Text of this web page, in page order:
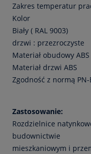
Zakres temperatur
Kolor
Biały ( RAL 9003)
drzwi : przezroczyste
Materiał obudowy ABS
Materiał drzwi ABS
Zgodność z normą PN-
Zastosowanie:
Rozdzielnice
budownictwie
mieszkaniowym i